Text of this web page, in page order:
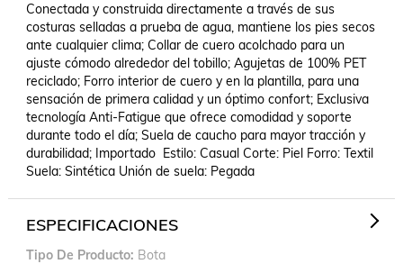
Conectada y construida directamente a través de sus
costuras selladas a prueba de agua, mantiene los pies secos
ante cualquier clima; Collar de cuero acolchado para un
ajuste cómodo alrededor del tobillo; Agujetas de 100% PET
reciclado; Forro interior de cuero y en la plantilla, para una
sensación de primera calidad y un óptimo confort; Exclusiva
tecnología Anti-Fatigue que ofrece comodidad y soporte
durante todo el día; Suela de caucho para mayor tracción y
durabilidad; Importado  Estilo: Casual Corte: Piel Forro: Textil
Suela: Sintética Unión de suela: Pegada
ESPECIFICACIONES
Tipo De Producto Bota